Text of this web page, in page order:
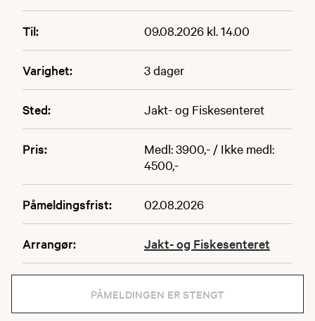
Til: 09.08.2026 kl. 14.00
Varighet: 3 dager
Sted: Jakt- og Fiskesenteret
Pris:
Medl: 3900,- / Ikke medl:
4500,-
Påmeldingsfrist: 02.08.2026
Arrangør: Jakt- og Fiskesenteret
PÅMELDINGEN ER STENGT